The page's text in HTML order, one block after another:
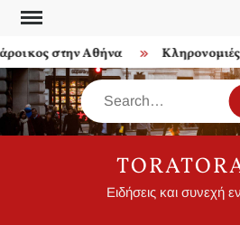
Skip
contentστην Αθήνα Κληρονομιές
Search
Ειδήσεις και συνεχή